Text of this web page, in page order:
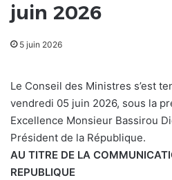
juin 2026
5 juin 2026
Le Conseil des Ministres s’est
vendredi 05 juin 2026, sous la
Excellence Monsieur Bassirou
Président de la République.
AU TITRE DE LA
REPUBLIQUE